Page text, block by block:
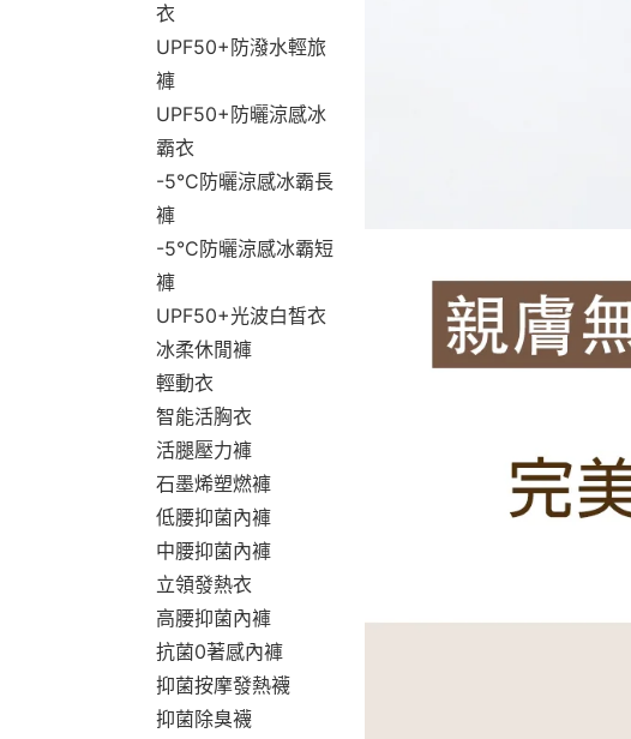
衣
UPF50+防潑水輕旅
褲
UPF50+防曬涼感冰
霸衣
-5°C防曬涼感冰霸長
褲
-5°C防曬涼感冰霸短
褲
UPF50+光波白皙衣
冰柔休閒褲
輕動衣
智能活胸衣
活腿壓力褲
石墨烯塑燃褲
低腰抑菌內褲
中腰抑菌內褲
立領發熱衣
高腰抑菌內褲
抗菌0著感內褲
抑菌按摩發熱襪
抑菌除臭襪